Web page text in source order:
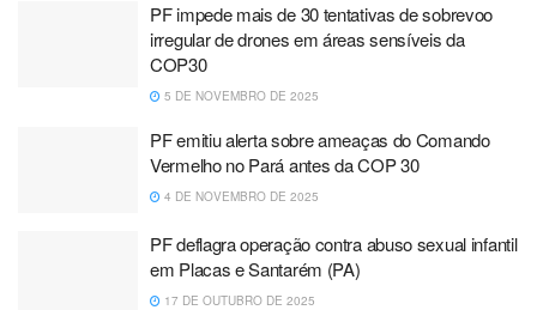
PF impede mais de 30 tentativas de sobrevoo
irregular de drones em áreas sensíveis da
COP30
5 DE NOVEMBRO DE 2025
PF emitiu alerta sobre ameaças do Comando
Vermelho no Pará antes da COP 30
4 DE NOVEMBRO DE 2025
PF deflagra operação contra abuso sexual infantil
em Placas e Santarém (PA)
17 DE OUTUBRO DE 2025